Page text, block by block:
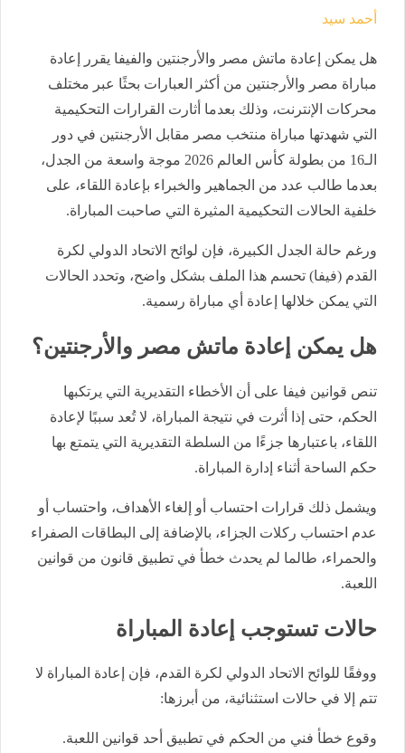
أحمد سيد
هل يمكن إعادة ماتش مصر والأرجنتين والفيفا يقرر إعادة
مباراة مصر والأرجنتين من أكثر العبارات بحثًا عبر مختلف
محركات الإنترنت، وذلك بعدما أثارت القرارات التحكيمية
التي شهدتها مباراة منتخب مصر مقابل الأرجنتين في دور
الـ16 من بطولة كأس العالم 2026 موجة واسعة من الجدل،
بعدما طالب عدد من الجماهير والخبراء بإعادة اللقاء، على
خلفية الحالات التحكيمية المثيرة التي صاحبت المباراة.
ورغم حالة الجدل الكبيرة، فإن لوائح الاتحاد الدولي لكرة
القدم (فيفا) تحسم هذا الملف بشكل واضح، وتحدد الحالات
التي يمكن خلالها إعادة أي مباراة رسمية.
هل يمكن إعادة ماتش مصر والأرجنتين؟
تنص قوانين فيفا على أن الأخطاء التقديرية التي يرتكبها
الحكم، حتى إذا أثرت في نتيجة المباراة، لا تُعد سببًا لإعادة
اللقاء، باعتبارها جزءًا من السلطة التقديرية التي يتمتع بها
حكم الساحة أثناء إدارة المباراة.
ويشمل ذلك قرارات احتساب أو إلغاء الأهداف، واحتساب أو
عدم احتساب ركلات الجزاء، بالإضافة إلى البطاقات الصفراء
والحمراء، طالما لم يحدث خطأ في تطبيق قانون من قوانين
اللعبة.
حالات تستوجب إعادة المباراة
ووفقًا للوائح الاتحاد الدولي لكرة القدم، فإن إعادة المباراة لا
تتم إلا في حالات استثنائية، من أبرزها:
وقوع خطأ فني من الحكم في تطبيق أحد قوانين اللعبة.